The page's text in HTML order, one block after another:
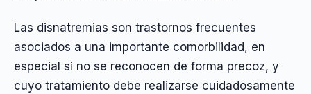
Las disnatremias son trastornos frecuentes
asociados a una importante comorbilidad, en
especial si no se reconocen de forma precoz, y
cuyo tratamiento debe realizarse cuidadosamente